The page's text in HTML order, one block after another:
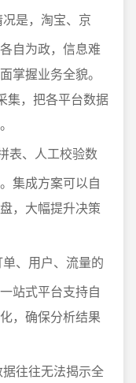
是，淘宝、京
自为政，信息难
掌握业务全貌。
集，把各平台数据
表、人工校验数
集成方案可以自
，大幅提升决策
、用户、流量的
站式平台支持自
，确保分析结果
往往无法揭示全